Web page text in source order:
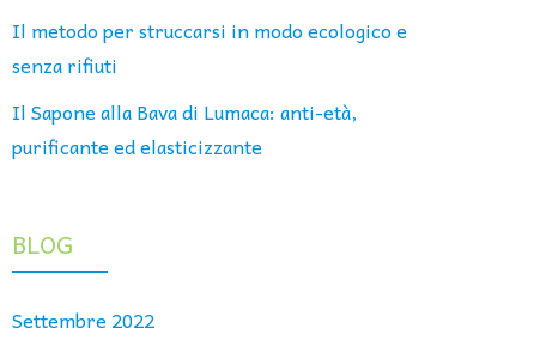
Il metodo per struccarsi in modo ecologico e
senza rifiuti
Il Sapone alla Bava di Lumaca: anti-età,
purificante ed elasticizzante
BLOG
Settembre 2022